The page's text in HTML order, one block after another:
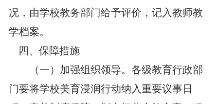
况，由学校教务部门给予评价，记入教师教
学档案。
四、保障措施
（一）加强组织领导。各级教育行政部
门要将学校美育浸润行动纳入重要议事日